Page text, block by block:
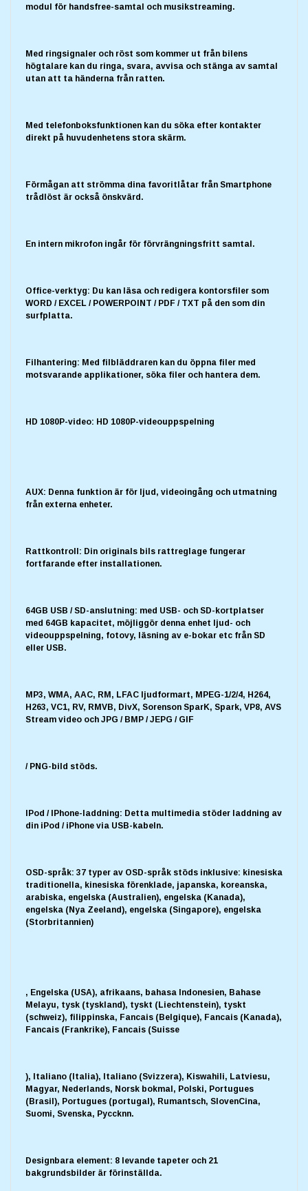
modul för handsfree-samtal och musikstreaming.
Med ringsignaler och röst som kommer ut från bilens
högtalare kan du ringa, svara, avvisa och stänga av samtal
utan att ta händerna från ratten.
Med telefonboksfunktionen kan du söka efter kontakter
direkt på huvudenhetens stora skärm.
Förmågan att strömma dina favoritlåtar från Smartphone
trådlöst är också önskvärd.
En intern mikrofon ingår för förvrängningsfritt samtal.
Office-verktyg: Du kan läsa och redigera kontorsfiler som
WORD / EXCEL / POWERPOINT / PDF / TXT på den som din
surfplatta.
Filhantering: Med filbläddraren kan du öppna filer med
motsvarande applikationer, söka filer och hantera dem.
HD 1080P-video: HD 1080P-videouppspelning
AUX: Denna funktion är för ljud, videoingång och utmatning
från externa enheter.
Rattkontroll: Din originals bils rattreglage fungerar
fortfarande efter installationen.
64GB USB / SD-anslutning: med USB- och SD-kortplatser
med 64GB kapacitet, möjliggör denna enhet ljud- och
videouppspelning, fotovy, läsning av e-bokar etc från SD
eller USB.
MP3, WMA, AAC, RM, LFAC ljudformart, MPEG-1/2/4, H264,
H263, VC1, RV, RMVB, DivX, Sorenson SparK, Spark, VP8, AVS
Stream video och JPG / BMP / JEPG / GIF
/ PNG-bild stöds.
IPod / IPhone-laddning: Detta multimedia stöder laddning av
din iPod / iPhone via USB-kabeln.
OSD-språk: 37 typer av OSD-språk stöds inklusive: kinesiska
traditionella, kinesiska förenklade, japanska, koreanska,
arabiska, engelska (Australien), engelska (Kanada),
engelska (Nya Zeeland), engelska (Singapore), engelska
(Storbritannien)
, Engelska (USA), afrikaans, bahasa Indonesien, Bahase
Melayu, tysk (tyskland), tyskt (Liechtenstein), tyskt
(schweiz), filippinska, Fancais (Belgique), Fancais (Kanada),
Fancais (Frankrike), Fancais (Suisse
), Italiano (Italia), Italiano (Svizzera), Kiswahili, Latviesu,
Magyar, Nederlands, Norsk bokmal, Polski, Portugues
(Brasil), Portugues (portugal), Rumantsch, SlovenCina,
Suomi, Svenska, Pyccknn.
Designbara element: 8 levande tapeter och 21
bakgrundsbilder är förinställda.